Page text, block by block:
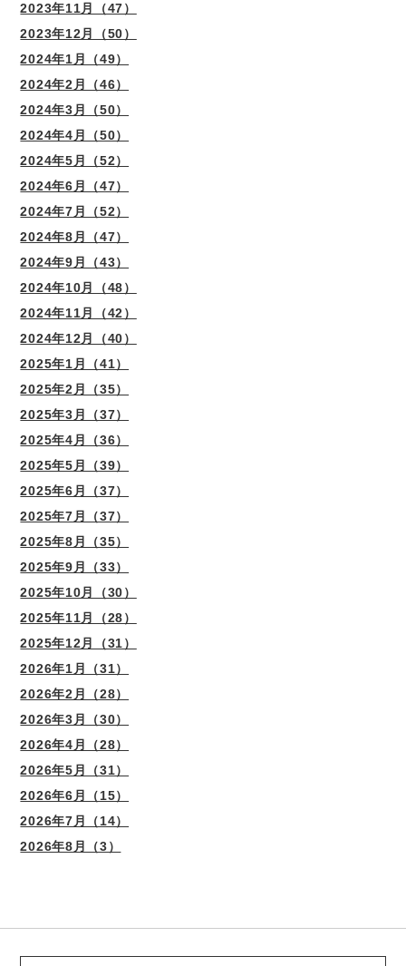
2023年11月（47）
2023年12月（50）
2024年1月（49）
2024年2月（46）
2024年3月（50）
2024年4月（50）
2024年5月（52）
2024年6月（47）
2024年7月（52）
2024年8月（47）
2024年9月（43）
2024年10月（48）
2024年11月（42）
2024年12月（40）
2025年1月（41）
2025年2月（35）
2025年3月（37）
2025年4月（36）
2025年5月（39）
2025年6月（37）
2025年7月（37）
2025年8月（35）
2025年9月（33）
2025年10月（30）
2025年11月（28）
2025年12月（31）
2026年1月（31）
2026年2月（28）
2026年3月（30）
2026年4月（28）
2026年5月（31）
2026年6月（15）
2026年7月（14）
2026年8月（3）